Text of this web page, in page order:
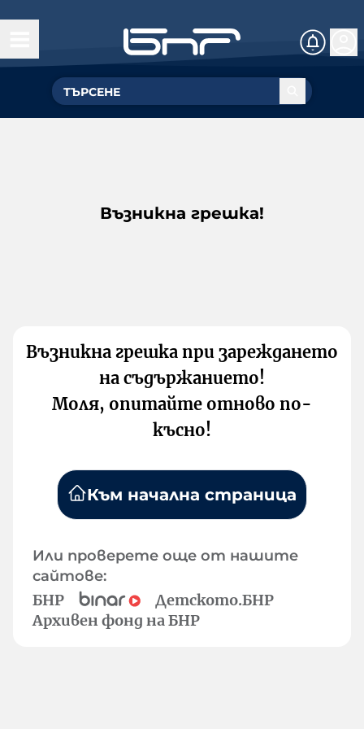
Възникна грешка!
Възникна грешка при зареждането
на съдържанието!
Моля, опитайте отново по-
късно!
Към начална страница
Или проверете още от нашите
сайтове:
БНР
Детското.БНР
Архивен фонд на БНР